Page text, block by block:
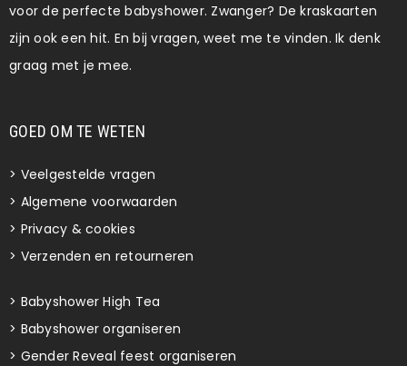
voor de perfecte babyshower. Zwanger? De kraskaarten
zijn ook een hit. En bij vragen, weet me te vinden. Ik denk
graag met je mee.
GOED OM TE WETEN
> Veelgestelde vragen
> Algemene voorwaarden
> Privacy & cookies
> Verzenden en retourneren
> Babyshower High Tea
> Babyshower organiseren
> Gender Reveal feest organiseren